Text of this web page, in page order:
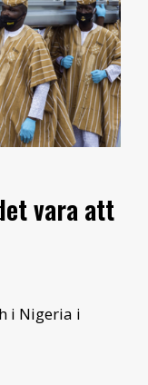
vara att
i Nigeria i